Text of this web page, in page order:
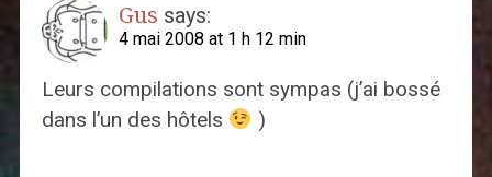
Gus says:
4 mai 2008 at 1 h 12 min
Leurs compilations sont sympas (j’ai bossé
dans l’un des hôtels
)